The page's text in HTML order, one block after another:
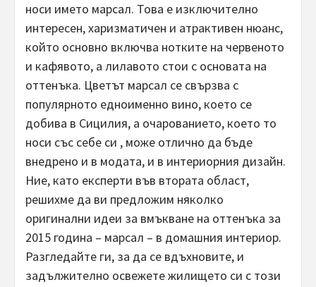
носи името марсал. Това е изключително
интересен, харизматичен и атрактивен нюанс,
който основно включва нотките на червеното
и кафявото, а лилавото стои с основата на
оттенъка. Цветът марсал се свързва с
популярното едноименно вино, което се
добива в Сицилия, а очарованието, което то
носи със себе си , може отлично да бъде
внедрено и в модата, и в интериорния дизайн.
Ние, като експерти във втората област,
решихме да ви предложим няколко
оригинални идеи за вмъкване на оттенъка за
2015 година – марсал – в домашния интериор.
Разгледайте ги, за да се вдъхновите, и
задължително освежете жилището си с този